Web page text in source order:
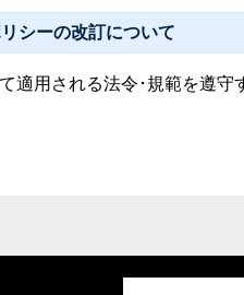
シーの改訂について
適用される法令･規範を遵